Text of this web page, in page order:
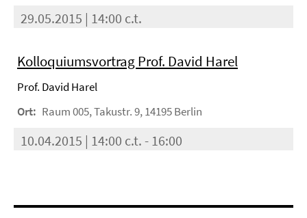
29.05.2015 | 14:00 c.t.
Kolloquiumsvortrag Prof. David Harel
Prof. David Harel
Ort: Raum 005, Takustr. 9, 14195 Berlin
10.04.2015 | 14:00 c.t. - 16:00